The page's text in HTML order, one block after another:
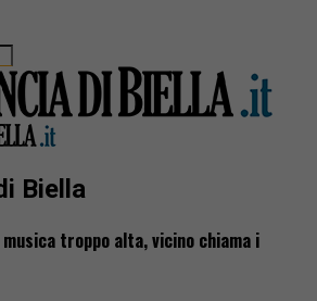
Biella
troppo alta, vicino chiama i